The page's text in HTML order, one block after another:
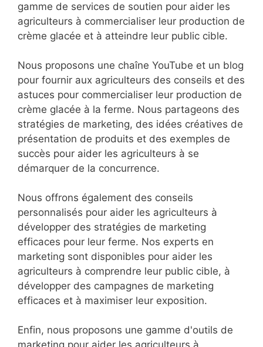
gamme de services de soutien pour aider les
agriculteurs à commercialiser leur production de
crème glacée et à atteindre leur public cible.
Nous proposons une chaîne YouTube et un blog
pour fournir aux agriculteurs des conseils et des
astuces pour commercialiser leur production de
crème glacée à la ferme. Nous partageons des
stratégies de marketing, des idées créatives de
présentation de produits et des exemples de
succès pour aider les agriculteurs à se
démarquer de la concurrence.
Nous offrons également des conseils
personnalisés pour aider les agriculteurs à
développer des stratégies de marketing
efficaces pour leur ferme. Nos experts en
marketing sont disponibles pour aider les
agriculteurs à comprendre leur public cible, à
développer des campagnes de marketing
efficaces et à maximiser leur exposition.
Enfin, nous proposons une gamme d'outils de